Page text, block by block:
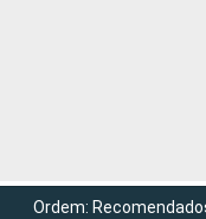
Ordem: